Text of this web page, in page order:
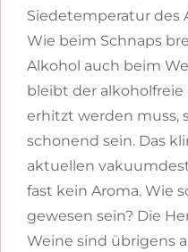
Siedetemperatur des
Wie beim Schnaps
Alkohol auch beim
bleibt der alkoholfreie
erhitzt werden muss,
schonend sein. Das
aktuellen
fast kein Aroma. Wie
gewesen sein? Die
Weine sind übrigens